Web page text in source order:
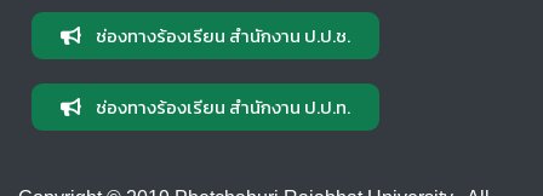
ช่องทางร้องเรียน สำนักงาน ป.ป.ช.
ช่องทางร้องเรียน สำนักงาน ป.ป.ท.